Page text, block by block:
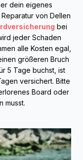
dein eigenes
von Dellen
bei
jeder Schaden
alle Kosten egal,
größeren Bruch
5 Tage buchst, ist
versichert. Bitte
Board oder
musst.